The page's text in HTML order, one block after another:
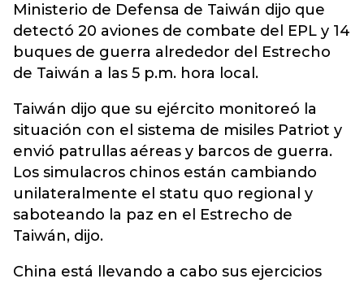
Ministerio de Defensa de Taiwán dijo que
detectó 20 aviones de combate del EPL y 14
buques de guerra alrededor del Estrecho
de Taiwán a las 5 p.m. hora local.
Taiwán dijo que su ejército monitoreó la
situación con el sistema de misiles Patriot y
envió patrullas aéreas y barcos de guerra.
Los simulacros chinos están cambiando
unilateralmente el statu quo regional y
saboteando la paz en el Estrecho de
Taiwán, dijo.
China está llevando a cabo sus ejercicios